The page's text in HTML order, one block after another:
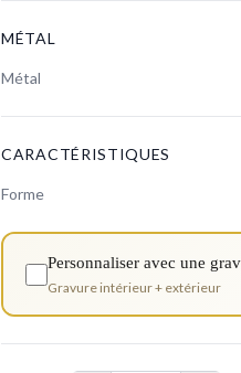
MÉTAL
Métal
CARACTÉRISTIQUES
Forme
Personnaliser avec une
Gravure intérieur + extérieur